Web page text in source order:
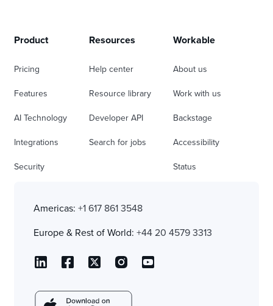
Product
Pricing
Features
AI Technology
Integrations
Security
Resources
Help center
Resource library
Developer API
Search for jobs
Workable
About us
Work with us
Backstage
Accessibility
Status
Americas: +1 617 861 3548
Europe & Rest of World: +44 20 4579 3313